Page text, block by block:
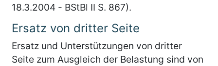
18.3.2004 - BStBl II S. 867).
Ersatz von dritter Seite
Ersatz und Unterstützungen von dritter
Seite zum Ausgleich der Belastung sind von